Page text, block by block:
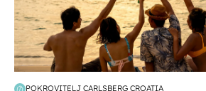
POKROVITELJ CARLSBERG CROATIA